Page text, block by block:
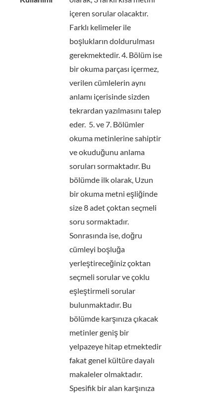
içeren sorular olacaktır.
Farklı kelimeler ile
boşlukların doldurulması
gerekmektedir. 4. Bölüm ise
bir okuma parçası içermez,
verilen cümlelerin aynı
anlamı içerisinde sizden
tekrardan yazılmasını talep
eder. 5. ve 7. Bölümler
okuma metinlerine sahiptir
ve okuduğunu anlama
soruları sormaktadır. Bu
bölümde ilk olarak, Uzun
bir okuma metni eşliğinde
size 8 adet çoktan seçmeli
soru sormaktadır.
Sonrasında ise, doğru
cümleyi boşluğa
yerleştireceğiniz çoktan
seçmeli sorular ve çoklu
eşleştirmeli sorular
bulunmaktadır. Bu
bölümde karşınıza çıkacak
metinler geniş bir
yelpazeye hitap etmektedir
fakat genel kültüre dayalı
makaleler olmaktadır.
Spesifik bir alan karşınıza